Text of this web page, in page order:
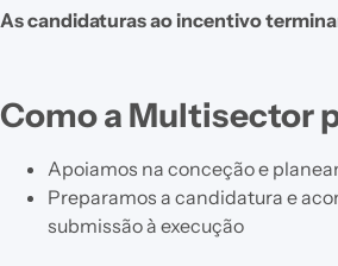
As candidaturas ao incentivo
Como a Multisector
Apoiamos na conceção e
Preparamos a candidatura e
submissão à execução